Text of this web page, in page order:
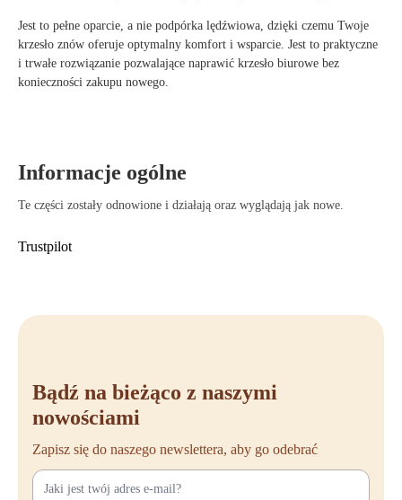
Jest to pełne oparcie, a nie podpórka lędźwiowa, dzięki czemu Twoje
krzesło znów oferuje optymalny komfort i wsparcie. Jest to praktyczne
i trwałe rozwiązanie pozwalające naprawić krzesło biurowe bez
konieczności zakupu nowego.
Informacje ogólne
Te części zostały odnowione i działają oraz wyglądają jak nowe.
Trustpilot
Bądź na bieżąco z naszymi
nowościami
Zapisz się do naszego newslettera, aby go odebrać